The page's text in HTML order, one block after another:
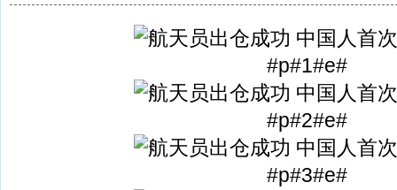
#p#1#e#
#p#2#e#
#p#3#e#